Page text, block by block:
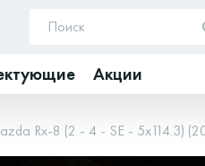
Акции
Rx-8 (2 - 4 - SE - 5x114.3)